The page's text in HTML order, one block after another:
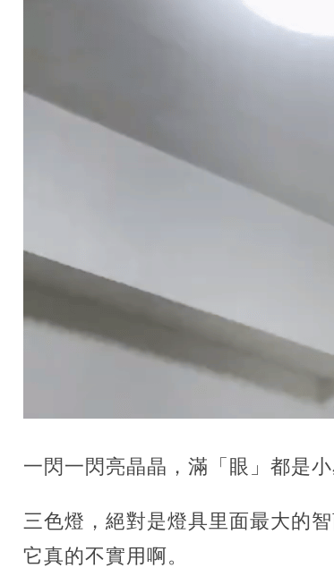
一閃一閃亮晶晶，滿「眼」都是
三色燈，絕對是燈具里面最大的
它真的不實用啊。